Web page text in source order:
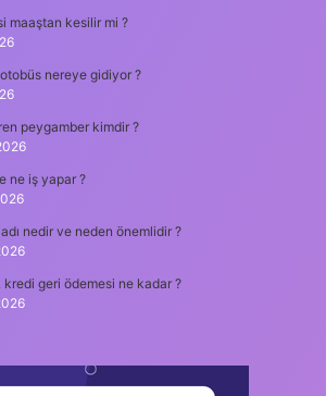
maaştan kesilir mi ?
nereye gidiyor ?
peygamber kimdir ?
ne iş yapar ?
nedir ve neden önemlidir ?
geri ödemesi ne kadar ?